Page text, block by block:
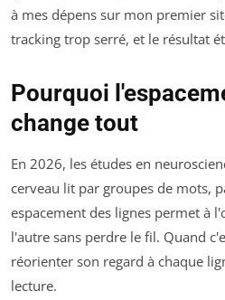
à mes dépens sur mon premier
tracking trop serré, et le résultat
Pourquoi
change tout
En 2026, les études en
cerveau lit par groupes de mots,
espacement des lignes permet à
l'autre sans perdre le fil. Quand
réorienter son regard à chaque
lecture.